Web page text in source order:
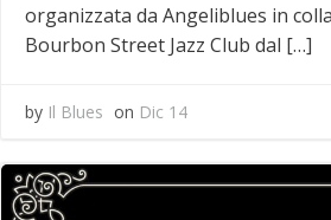
organizzata da Angeliblues in
Bourbon Street Jazz Club dal […]
by Il Blues on Dic 14